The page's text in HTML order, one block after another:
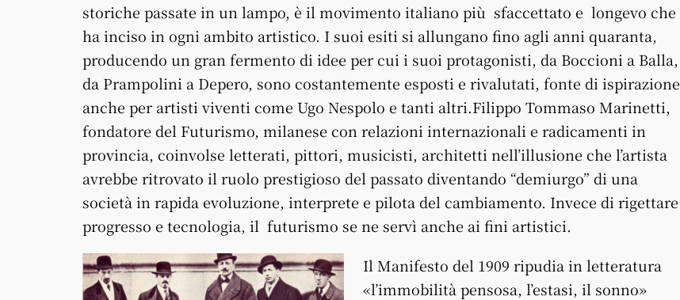
storiche passate in un lampo, è il movimento italiano più sfaccettato e longevo che
ha inciso in ogni ambito artistico. I suoi esiti si allungano fino agli anni quaranta,
producendo un gran fermento di idee per cui i suoi protagonisti, da Boccioni a Balla,
da Prampolini a Depero, sono costantemente esposti e rivalutati, fonte di ispirazione
anche per artisti viventi come Ugo Nespolo e tanti altri.Filippo Tommaso Marinetti,
fondatore del Futurismo, milanese con relazioni internazionali e radicamenti in
provincia, coinvolse letterati, pittori, musicisti, architetti nell’illusione che l’artista
avrebbe ritrovato il ruolo prestigioso del passato diventando “demiurgo” di una
società in rapida evoluzione, interprete e pilota del cambiamento. Invece di rigettare
progresso e tecnologia, il futurismo se ne servì anche ai fini artistici.
Il Manifesto del 1909 ripudia in letteratura
«l’immobilità pensosa, l’estasi, il sonno»